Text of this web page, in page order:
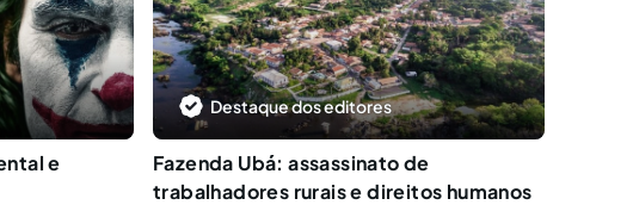
e
Destaque dos editores
Fazenda Ubá: assassinato de
trabalhadores rurais e direitos humanos